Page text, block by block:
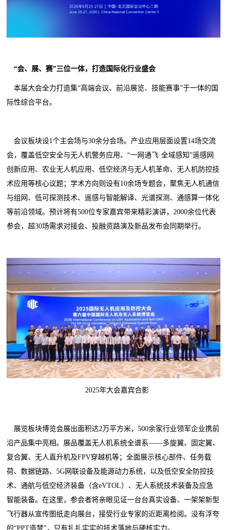
“会、展、赛”三位一体，打造国际化行业盛会
本届大会全力打造集“高端会议、前沿展览、技能赛事”于一体的国
际性综合平台。
会议板块设1个主会场与30余分会场。产业应用层面设置14场交流
会，覆盖低空安全与无人机警务应用、“一网通飞·全域感知”遥感网
创新应用、农业无人机应用、低空经济与无人机革命、无人机防控技
术应用等核心议题；学术方向则设有10余场专题会，聚焦无人机通信
与组网、低可探测技术、遥感与智能解译、光谱探测、通感算一体化
等前沿领域。预计将有500位专家嘉宾带来精彩演讲，2000余位代表
参会，超30场需求对接会、投融资路演及新品发布会同期举行。
2025年大会嘉宾合影
展览板块博览会展出面积达2万平方米，500余家行业领军企业携前
沿产品集中亮相。展品覆盖无人机系统全谱系——多旋翼、固定翼、
复合翼、无人直升机及FPV穿越机等；全面展示核心部件、任务载
荷、数据链路、5G网联设备及能源动力系统，以及低空安全防控技
术、通航与低空经济装备（含eVTOL）、无人系统技术装备及应急
智能装备。在这里，参会者将亲眼见证一台台真实设备、一架架新型
飞行器从宣传图纸走向展台，接受行业专家的近距离检阅。没有浮夸
的“PPT造梦”，只有扎扎实实的技术落地与硬核实力。